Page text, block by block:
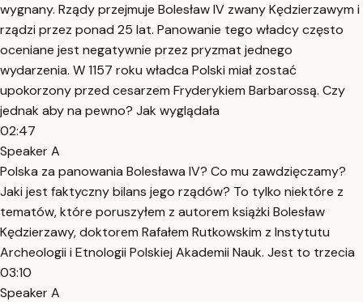
wygnany. Rządy przejmuje Bolesław IV zwany Kędzierzawym i
rządzi przez ponad 25 lat. Panowanie tego władcy często
oceniane jest negatywnie przez pryzmat jednego
wydarzenia. W 1157 roku władca Polski miał zostać
upokorzony przed cesarzem Fryderykiem Barbarossą. Czy
jednak aby na pewno? Jak wyglądała
02:47
Speaker A
Polska za panowania Bolesława IV? Co mu zawdzięczamy?
Jaki jest faktyczny bilans jego rządów? To tylko niektóre z
tematów, które poruszyłem z autorem książki Bolesław
Kędzierzawy, doktorem Rafałem Rutkowskim z Instytutu
Archeologii i Etnologii Polskiej Akademii Nauk. Jest to trzecia
03:10
Speaker A